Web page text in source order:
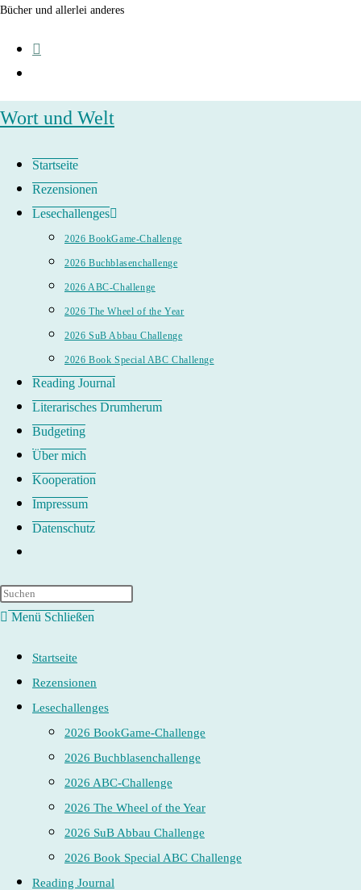
Zum
springen
Bücher und allerlei anderes
Wort und Welt
Startseite
Rezensionen
Lesechallenges
2026 BookGame-Challenge
2026 Buchblasenchallenge
2026 ABC-Challenge
2026 The Wheel of the Year
2026 SuB Abbau Challenge
2026 Book Special ABC Challenge
Reading Journal
Literarisches Drumherum
Budgeting
Über mich
Kooperation
Impressum
Datenschutz
umschalten
Menü Schließen
Startseite
Rezensionen
Lesechallenges
2026 BookGame-Challenge
2026 Buchblasenchallenge
2026 ABC-Challenge
2026 The Wheel of the Year
2026 SuB Abbau Challenge
2026 Book Special ABC Challenge
Reading Journal